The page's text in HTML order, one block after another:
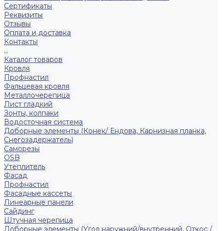
Сертификаты
Реквизиты
Отзывы
Оплата и доставка
Контакты
...
Каталог товаров
Кровля
Профнастил
Фальцевая кровля
Металлочерепица
Лист гладкий
Зонты, колпаки
Водосточная система
Доборные элементы (Конек/ Ендова, Карнизная планка,
Снегозадержатель)
Саморезы
ОSB
Утеплитель
Фасад
Профнастил
Фасадные кассеты
Линеарные панели
Сайдинг
Штучная черепица
Доборные элементы (Угол наружний/внутренний, Откос /